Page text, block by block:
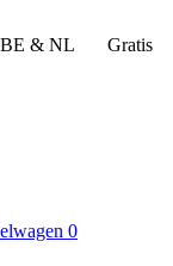
BE & NL
Gratis
0